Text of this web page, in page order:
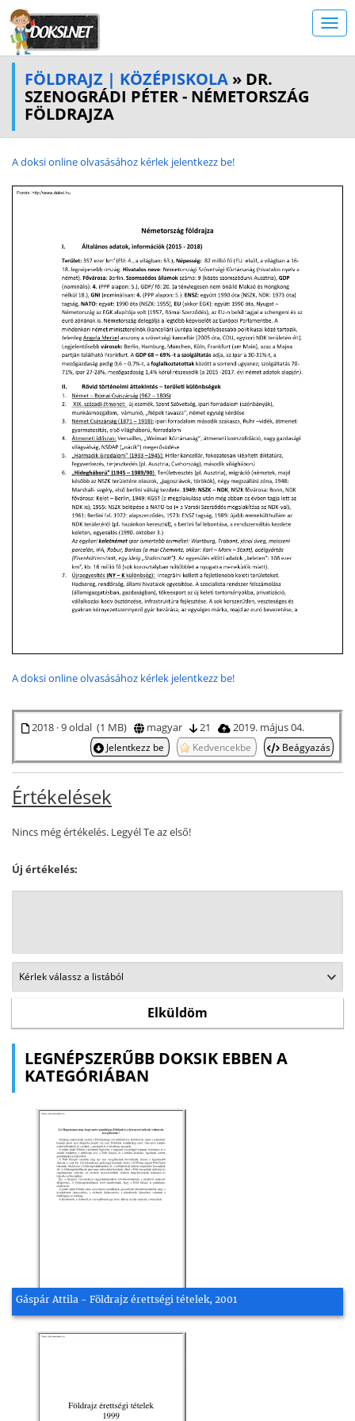
FÖLDRAJZ | KÖZÉPISKOLA » DR.
SZENOGRÁDI PÉTER - NÉMETORSZÁG
FÖLDRAJZA
A doksi online olvasásához kérlek jelentkezz be!
A doksi online olvasásához kérlek jelentkezz be!
2018 · 9 oldal (1 MB) magyar 21 2019. május 04.
Jelentkezz be Kedvencekbe Beágyazás
Értékelések
Nincs még értékelés. Legyél Te az első!
Új értékelés:
LEGNÉPSZERŰBB DOKSIK EBBEN A
KATEGÓRIÁBAN
Gáspár Attila - Földrajz érettségi tételek, 2001